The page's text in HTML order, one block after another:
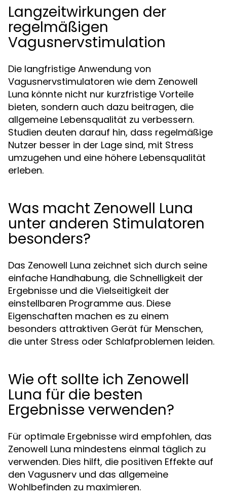
Langzeitwirkungen der
regelmäßigen
Vagusnervstimulation
Die langfristige Anwendung von
Vagusnervstimulatoren wie dem Zenowell
Luna könnte nicht nur kurzfristige Vorteile
bieten, sondern auch dazu beitragen, die
allgemeine Lebensqualität zu verbessern.
Studien deuten darauf hin, dass regelmäßige
Nutzer besser in der Lage sind, mit Stress
umzugehen und eine höhere Lebensqualität
erleben.
Was macht Zenowell Luna
unter anderen Stimulatoren
besonders?
Das Zenowell Luna zeichnet sich durch seine
einfache Handhabung, die Schnelligkeit der
Ergebnisse und die Vielseitigkeit der
einstellbaren Programme aus. Diese
Eigenschaften machen es zu einem
besonders attraktiven Gerät für Menschen,
die unter Stress oder Schlafproblemen leiden.
Wie oft sollte ich Zenowell
Luna für die besten
Ergebnisse verwenden?
Für optimale Ergebnisse wird empfohlen, das
Zenowell Luna mindestens einmal täglich zu
verwenden. Dies hilft, die positiven Effekte auf
den Vagusnerv und das allgemeine
Wohlbefinden zu maximieren.